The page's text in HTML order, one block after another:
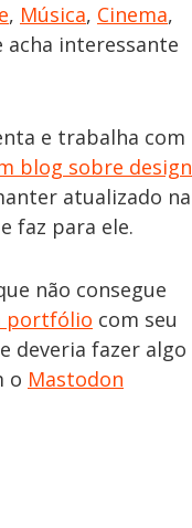
, Música, Cinema,
acha interessante
e trabalha com
blog sobre design
atualizado na
faz para ele.
não consegue
portfólio com seu
deveria fazer algo
o Mastodon